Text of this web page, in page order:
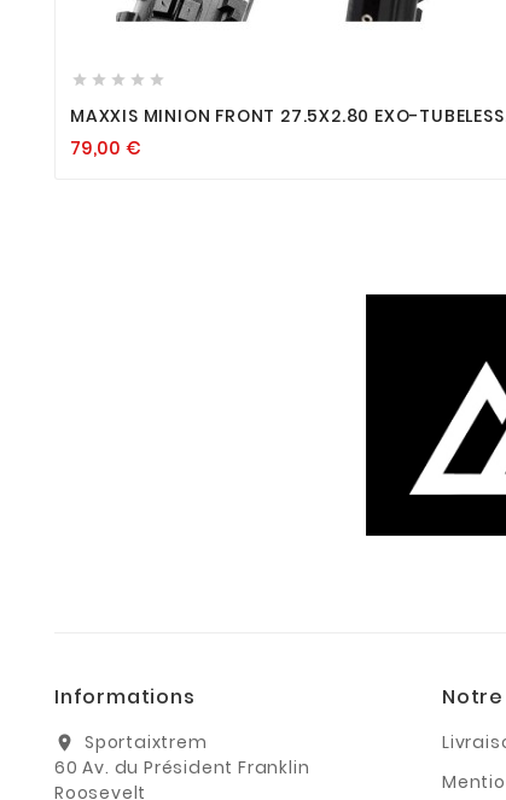
 
    
MAXXIS MINION FRONT 27.5X2.80 EXO-TUBELESS
79,00 €
Informations
location_on
Sportaixtrem
60 Av. du Président Franklin
Roosevelt